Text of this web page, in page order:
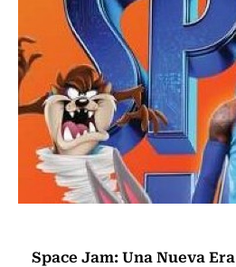
Space Jam: Una Nueva Era